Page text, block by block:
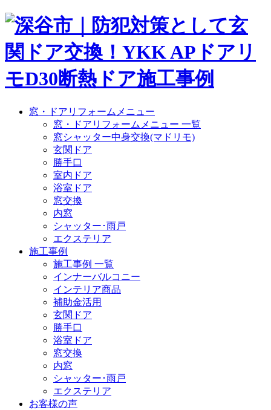
窓・ドアリフォームメニュー
窓・ドアリフォームメニュー 一覧
窓シャッター中身交換(マドリモ)
玄関ドア
勝手口
室内ドア
浴室ドア
窓交換
内窓
シャッター･雨戸
エクステリア
施工事例
施工事例 一覧
インナーバルコニー
インテリア商品
補助金活用
玄関ドア
勝手口
浴室ドア
窓交換
内窓
シャッター･雨戸
エクステリア
お客様の声